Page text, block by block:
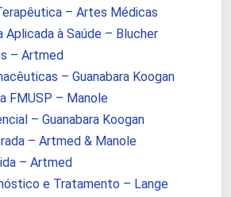
– Artes Médicas
Aplicada à Saúde – Blucher
– Artmed
– Guanabara Koogan
FMUSP – Manole
– Guanabara Koogan
– Artmed & Manole
– Artmed
e Tratamento – Lange